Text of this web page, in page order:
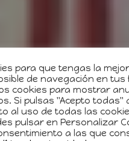
para que tengas la mejor
de navegación en
cookies para mostrar
Si pulsas "Acepto todas"
al uso de todas las
pulsar en Personalizar
a las que